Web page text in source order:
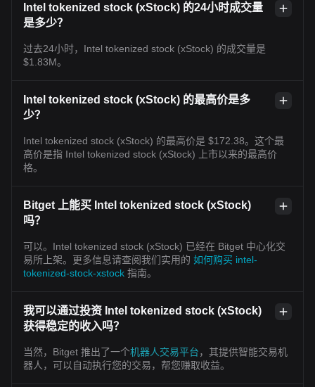
Intel tokenized stock (xStock) 的24小时成交量
是多少？
过去24小时，Intel tokenized stock (xStock) 的成交量是
$1.83M。
Intel tokenized stock (xStock) 的最高价是多
少？
Intel tokenized stock (xStock) 的最高价是 $172.38。这个最
高价是指 Intel tokenized stock (xStock) 上市以来的最高价
格。
Bitget 上能买 Intel tokenized stock (xStock)
吗？
可以。Intel tokenized stock (xStock) 已经在 Bitget 中心化交
易所上架。更多信息请查阅我们实用的 如何购买 intel-
tokenized-stock-xstock 指南。
我可以通过投资 Intel tokenized stock (xStock)
获得稳定的收入吗？
当然，Bitget 推出了一个机器人交易平台，其提供智能交易机
器人，可以自动执行您的交易，帮您赚取收益。